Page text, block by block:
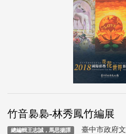
竹音裊裊-林秀鳳竹編展
總編輯王志誠，馬思揚譯 臺中市政府文